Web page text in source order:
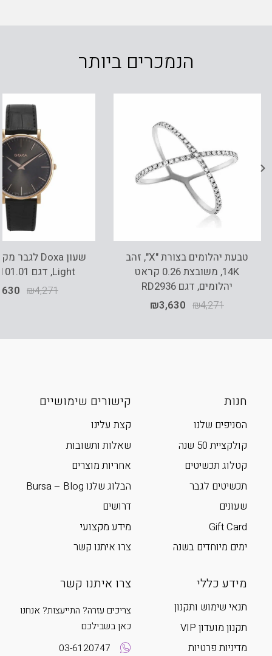
הנמכרים ביותר
טבעת יהלומים בצורת "X", זהב
14K, משובצת 0.26 קראט
יהלומים, דגם RD2936
₪4,271
₪3,630
Light, דגם 173.90.101.01
₪4,271
חנות
הסניפים שלנו
קולקציית 50 שנה
קטלוג תכשיטים
תכשיטים לגבר
שעונים
Gift Card
ימים מיוחדים בשנה
קישורים שימושיים
קצת עלינו
שאלות ותשובות
אחריות מוצרים
הבלוג שלנו Bursa – Blog
דרושים
מידע מקצועי
צרו איתנו קשר
מידע כללי
תנאי שימוש ותקנון
תקנון מועדון VIP
מדיניות פרטיות
צרו איתנו קשר
צריכים עזרה? התייעצות? אנחנו
כאן בשבילכם
03-6120747